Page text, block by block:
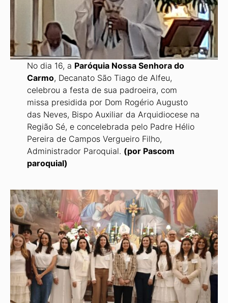
No dia 16, a Paróquia Nossa Senhora do
Carmo, Decanato São Tiago de Alfeu,
celebrou a festa de sua padroeira, com
missa presidida por Dom Rogério Augusto
das Neves, Bispo Auxiliar da Arquidiocese na
Região Sé, e concelebrada pelo Padre Hélio
Pereira de Campos Vergueiro Filho,
Administrador Paroquial. (por Pascom
paroquial)